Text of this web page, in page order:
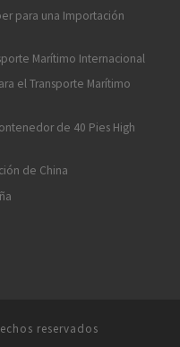
para una Importación
Marítimo Internacional
el Transporte Marítimo
de 40 Pies High
de China
reservados